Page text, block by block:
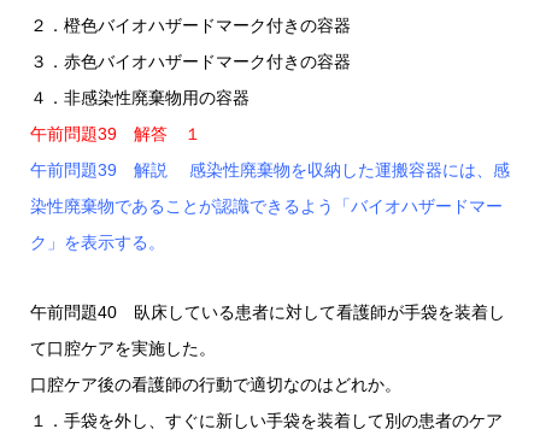
２．橙色バイオハザードマーク付きの容器
３．赤色バイオハザードマーク付きの容器
４．非感染性廃棄物用の容器
午前問題39 解答 １
午前問題39 解説 感染性廃棄物を収納した運搬容器には、感
染性廃棄物であることが認識できるよう「バイオハザードマー
ク」を表示する。
午前問題40 臥床している患者に対して看護師が手袋を装着し
て口腔ケアを実施した。
口腔ケア後の看護師の行動で適切なのはどれか。
１．手袋を外し、すぐに新しい手袋を装着して別の患者のケア